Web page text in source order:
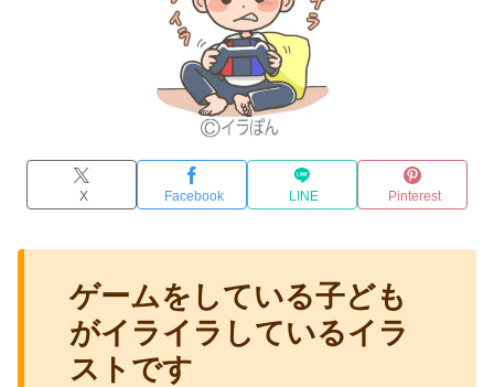
X Facebook LINE Pinterest
ゲームをしている子ども
がイライラしているイラ
ストです